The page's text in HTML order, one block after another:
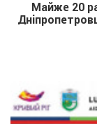
Майже 20